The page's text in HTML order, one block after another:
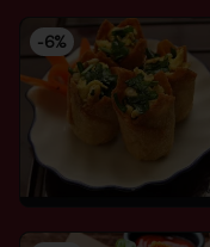
-6%